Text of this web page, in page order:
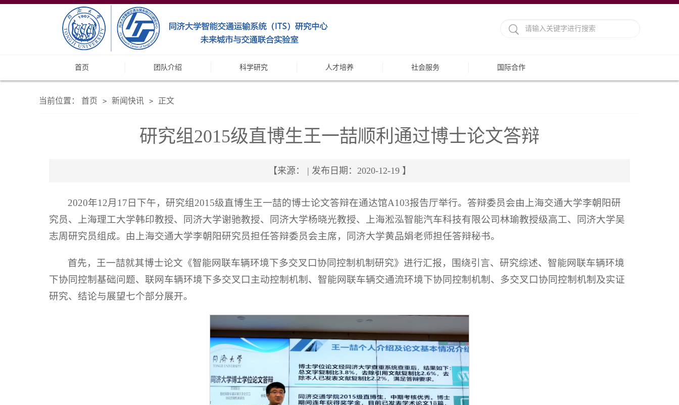
首页 团队介绍 科学研究 人才培养 社会服务 国际合作
当前位置： 首页 > 新闻快讯 > 正文
研究组2015级直博生王一喆顺利通过博士论文答辩
【来源： | 发布日期：2020-12-19 】
2020年12月17日下午，研究组2015级直博生王一喆的博士论文答辩在通达馆A103报告厅举行。答辩委员会由上海交通大学李朝阳研
究员、上海理工大学韩印教授、同济大学谢驰教授、同济大学杨晓光教授、上海淞泓智能汽车科技有限公司林瑜教授级高工、同济大学吴
志周研究员组成。由上海交通大学李朝阳研究员担任答辩委员会主席，同济大学黄品娟老师担任答辩秘书。
首先，王一喆就其博士论文《智能网联车辆环境下多交叉口协同控制机制研究》进行汇报，围绕引言、研究综述、智能网联车辆环境
下协同控制基础问题、联网车辆环境下多交叉口主动控制机制、智能网联车辆交通流环境下协同控制机制、多交叉口协同控制机制及实证
研究、结论与展望七个部分展开。